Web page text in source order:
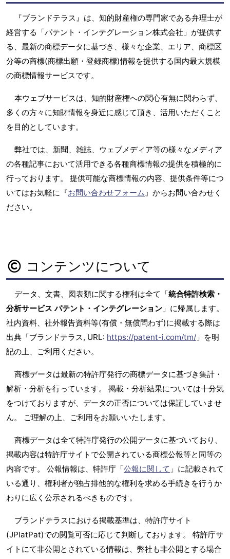
『ブランドテラス』は、知的財産権の専門家である弁理士が
経営する「パテント・インテグレーション株式会社」が提供す
る、最新の商標データに基づき、様々な企業、エリア、商標区
分等の商標(商標出願・登録商標)情報を提供する国内最大規模
の商標情報サービスです。
本ウェブサービスは、知的財産権への関心有無に関わらず、
多くの方々に知財情報を身近に感じて頂き、活用いただくこと
を目的としています。
弊社では、新聞、雑誌、ウェブメディア等の様々なメディア
の各種記事において活用できる各種商標情報の提供を積極的に
行っております。 提供可能な商標情報の内容、提供条件等につ
いてはお気軽に『お問い合わせフォーム』からお問い合わせく
ださい。
コンテンツについて
データ、文書、図表類に関する権利は全て「統合特許検索・
分析サービス パテント・インテグレーション 」に帰属します。
社内資料、社外報告資料等(有償・無償問わず)に掲載する際は
出典「ブランドテラス, URL: https://patent-i.com/tm/ 」を明
記の上、ご利用ください。
商標データは最新の特許庁発行の商標データに基づき集計・
解析・分析を行っています。 掲載・分析結果については十分気
をつけておりますが、データの正否については保証していませ
ん。 ご理解の上、ご利用をお願いいたします。
商標データは全て特許庁発行の公開データに基づいており、
掲載内容は特許庁サイトで公開されている商標公報等と同等の
内容です。 公報情報は、特許庁「公報に関して 」に記載されて
いる通り、権利者が独占排他的な権利を求める手続きを行うか
わりに広く公示されるべきものです。
ブランドテラスにおける掲載基準は、特許庁サイト
(JPlatPat)での閲覧可否に応じて判断しております。 特許庁サ
イトにて非公開とされている情報は、弊社も非公開とする場合